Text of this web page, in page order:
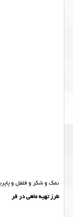
نمک و شکر و فلفل و
طرز تهیه ماهی در فر